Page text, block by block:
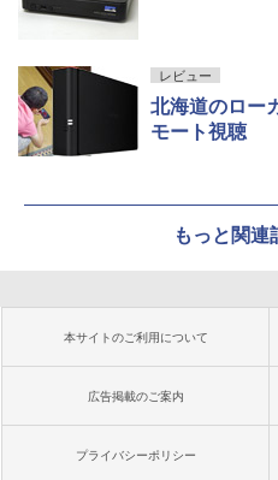
レビュー
北海道のロー
モート視聴
もっと関連
本サイトのご利用について
広告掲載のご案内
プライバシーポリシー